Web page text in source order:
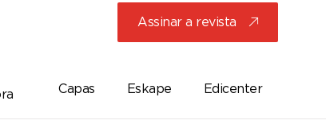
Assinar a revista j
Capas Eskape Edicenter